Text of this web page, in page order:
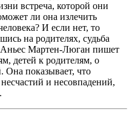
встреча, которой они
ли она излечить
И если нет, то
на родителях, судьба
Аньес Мартен-Люган пишет
детей к родителям, о
Она показывает, что
и несовпадений,